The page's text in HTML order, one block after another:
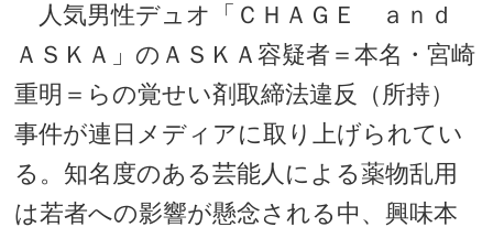
人気男性デュオ「ＣＨＡＧＥ ａｎｄ
ＡＳＫＡ」のＡＳＫＡ容疑者＝本名・宮崎
重明＝らの覚せい剤取締法違反（所持）
事件が連日メディアに取り上げられてい
る。知名度のある芸能人による薬物乱用
は若者への影響が懸念される中、興味本